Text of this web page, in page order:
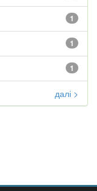
1
1
1
далі >